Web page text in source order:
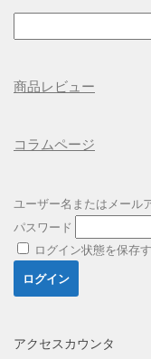
索
商品レビュー
コラムページ
ユーザー名またはメール
パスワード
ログイン状態を保存
アクセスカウンタ